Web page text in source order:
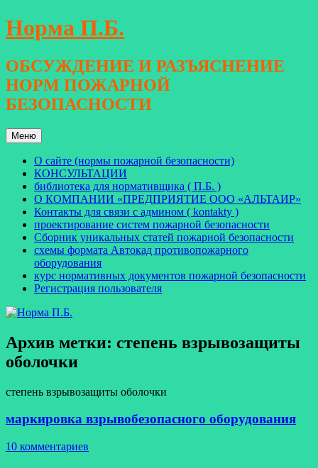
Перейти
к
Норма П.Б.
ОБСУЖДЕНИЕ И РАЗЪЯСНЕНИЕ
НОРМ ПОЖАРНОЙ
БЕЗОПАСНОСТИ
Меню
О сайте (нормы пожарной безопасности)
КОНСУЛЬТАЦИИ
библиотека для нормативщика ( П.Б. )
О КОМПАНИИ «ПРЕДПРИЯТИЕ ООО «АЛЬТАИР»
Контакты для связи с админом ( kontakty )
проектирование систем пожарной безопасности
Сборник уникальных статей пожарной безопасности
схемы формата Автокад противопожарного
оборудования
курс нормативных документов пожарной безопасности
Регистрация пользователя
Архив метки: степень взрывозащиты
оболочки
степень взрывозащиты оболочки
маркировка взрывобезопасного оборудования
10 комментариев